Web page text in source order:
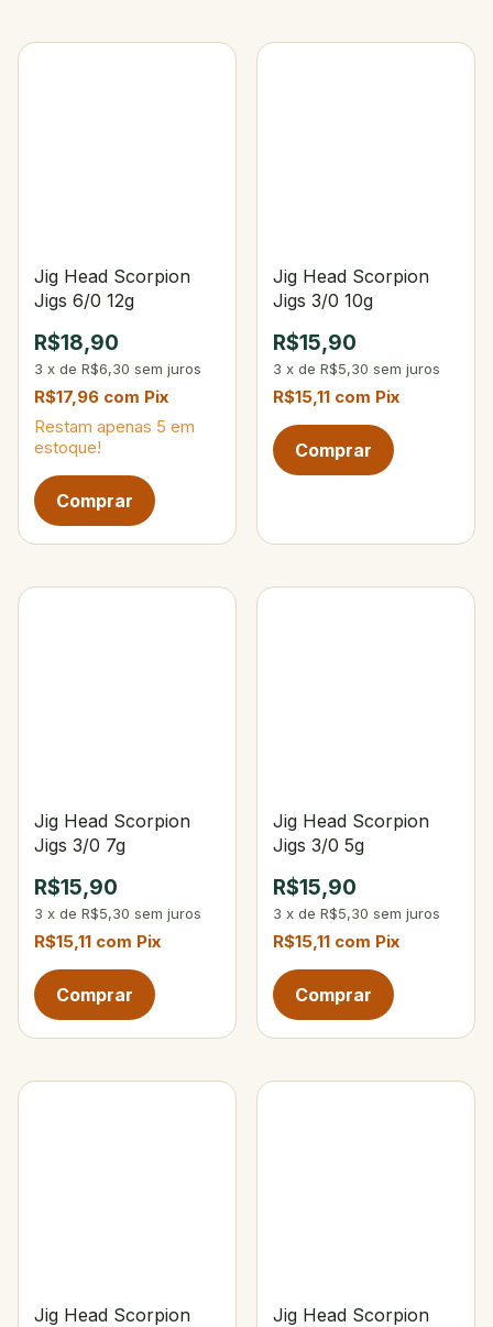
Jig Head Scorpion
Jigs 6/0 12g
R$18,90
3 x de R$6,30 sem juros
R$17,96 com Pix
Restam apenas 5 em
estoque!
Jig Head Scorpion
Jigs 3/0 10g
R$15,90
3 x de R$5,30 sem juros
R$15,11 com Pix
Jig Head Scorpion
Jigs 3/0 7g
R$15,90
3 x de R$5,30 sem juros
R$15,11 com Pix
Jig Head Scorpion
Jigs 3/0 5g
R$15,90
3 x de R$5,30 sem juros
R$15,11 com Pix
Jig Head Scorpion
Jig Head Scorpion